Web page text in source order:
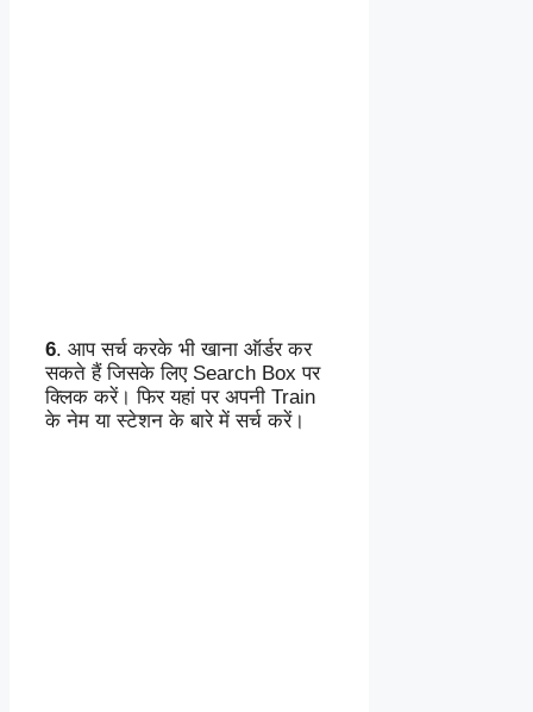
6. आप सर्च करके भी खाना ऑर्डर कर
सकते हैं जिसके लिए Search Box पर
क्लिक करें। फिर यहां पर अपनी Train
के नेम या स्टेशन के बारे में सर्च करें।